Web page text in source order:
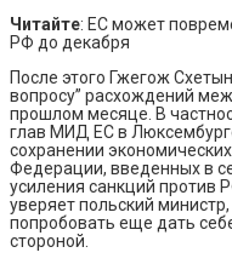
Читайте: ЕС может
РФ до декабря
После этого Гжегож
вопросу” расхождений
прошлом месяце. В
глав МИД ЕС в
сохранении
Федерации, введенных в
усиления санкций против
уверяет польский
попробовать еще дать
стороной.